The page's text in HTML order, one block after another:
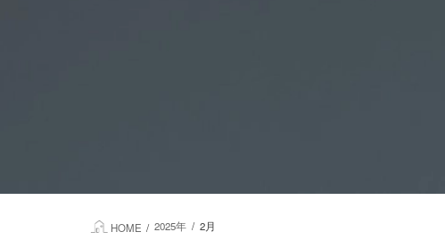
HOME 2025年 2月